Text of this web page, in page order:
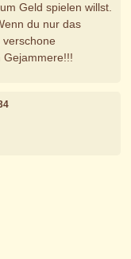
Geld spielen willst.
du nur das
Gejammere!!!